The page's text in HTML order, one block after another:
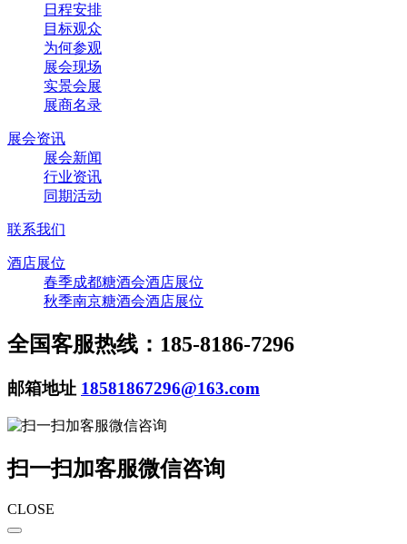
日程安排
目标观众
为何参观
展会现场
实景会展
展商名录
展会资讯
展会新闻
行业资讯
同期活动
联系我们
酒店展位
春季成都糖酒会酒店展位
秋季南京糖酒会酒店展位
全国客服热线：185-8186-7296
邮箱地址 18581867296@163.com
扫一扫加客服微信咨询
CLOSE